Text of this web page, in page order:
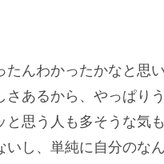
たんわかったかなと思
さあるから、やっぱり
と思う人も多そうな気
いし、単純に自分のな